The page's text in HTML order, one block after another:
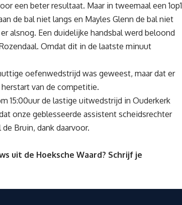
een beter resultaat. Maar in tweemaal een 1op1
de bal niet langs en Mayles Glenn de bal niet
alsnog. Een duidelijke handsbal werd beloond
Omdat dit in de laatste minuut
oefenwedstrijd was geweest, maar dat er
van de competitie.
15:00uur de lastige uitwedstrijd in Ouderkerk
onze geblesseerde assistent scheidsrechter
Bruin, dank daarvoor.
uit de Hoeksche Waard? Schrijf je